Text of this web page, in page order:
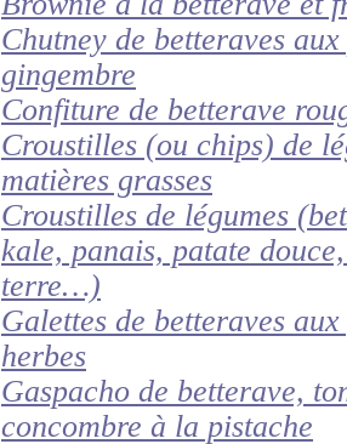
Chutney de betteraves
gingembre
Confiture de betterave
Croustilles (ou chips) de
matières grasses
Croustilles de légumes
kale, panais, patate
terre…)
Galettes de betteraves
herbes
Gaspacho de betterave,
concombre à la pistache